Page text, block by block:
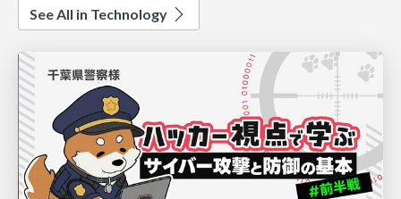
See All in Technology